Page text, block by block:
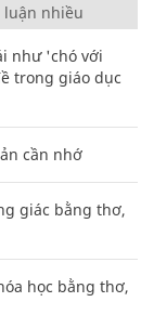
luận nhiều
như 'chó với
trong giáo dục
cần nhớ
giác bằng thơ,
học bằng thơ,